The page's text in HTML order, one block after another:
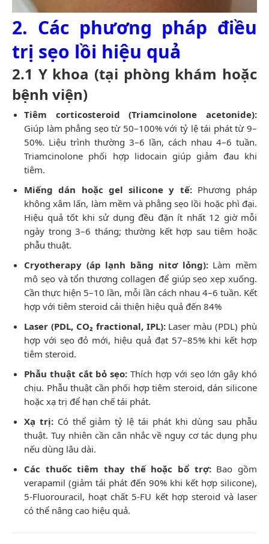
2. Các phương pháp điều
trị sẹo lồi hiệu quả
2.1 Y khoa (tại phòng khám hoặc
bệnh viện)
Tiêm corticosteroid (Triamcinolone acetonide):
Giúp làm phẳng sẹo từ 50–100% với tỷ lệ tái phát từ 9–
50%. Liệu trình thường 3–6 lần, cách nhau 4–6 tuần.
Triamcinolone phối hợp lidocain giúp giảm đau khi
tiêm.
Miếng dán hoặc gel silicone y tế:Phương pháp
không xâm lấn, làm mềm và phẳng sẹo lồi hoặc phì đại.
Hiệu quả tốt khi sử dụng đều đặn ít nhất 12 giờ mỗi
ngày trong 3–6 tháng; thường kết hợp sau tiêm hoặc
phẫu thuật.
Cryotherapy (áp lạnh bằng nitơ lỏng):Làm mềm
mô sẹo và tổn thương collagen để giúp sẹo xẹp xuống.
Cần thực hiện 5–10 lần, mỗi lần cách nhau 4–6 tuần. Kết
hợp với tiêm steroid cải thiện hiệu quả đến 84%
Laser (PDL, CO₂ fractional, IPL):Laser màu (PDL) phù
hợp với sẹo đỏ mới, hiệu quả đạt 57–85% khi kết hợp
tiêm steroid.
Phẫu thuật cắt bỏ sẹo: Thích hợp với sẹo lớn gây khó
chịu. Phẫu thuật cần phối hợp tiêm steroid, dán silicone
hoặc xạ trị để hạn chế tái phát.
Xạ trị:Có thể giảm tỷ lệ tái phát khi dùng sau phẫu
thuật. Tuy nhiên cần cân nhắc về nguy cơ tác dụng phụ
nếu dùng lâu dài.
Các thuốc tiêm thay thế hoặc bổ trợ:Bao gồm
verapamil (giảm tái phát đến 90% khi kết hợp silicone),
5-Fluorouracil, hoạt chất 5-FU kết hợp steroid và laser
có thể nâng cao hiệu quả.